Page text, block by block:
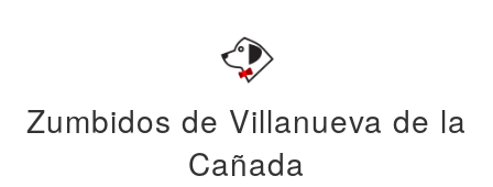
Zumbidos de Villanueva de la
Cañada